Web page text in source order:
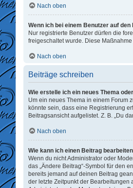
Nach oben
Wenn ich bei einem Benutzer auf
Nur registrierte Benutzer dürfen die
freigeschaltet wurde. Diese
Nach oben
Beiträge schreiben
Wie erstelle ich ein neues Thema
Um ein neues Thema in einem Forum
könnte sein, dass eine Registrierung
Beitragsansicht aufgelistet. Z. B. „Du
Nach oben
Wie kann ich einen Beitrag
Wenn du nicht Administrator oder
das „Ändere Beitrag“-Symbol für den
bereits jemand auf deinen Beitrag
der letzte Zeitpunkt der